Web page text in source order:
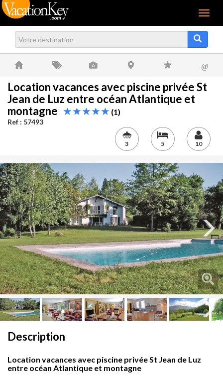
Menu
@
Location vacances avec piscine privée St
Jean de Luz entre océan Atlantique et
montagne
(1)
Ref : 57493
3 5 10
Next
Description
Location vacances avec piscine privée St Jean de Luz
entre océan Atlantique et montagne